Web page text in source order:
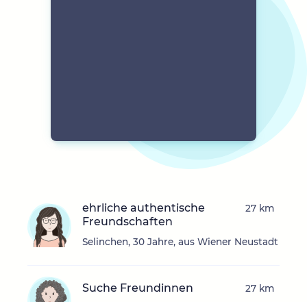
ehrliche authentische
Freundschaften
Selinchen, 30 Jahre, aus Wiener Neustadt
27 km
Suche Freundinnen 27 km